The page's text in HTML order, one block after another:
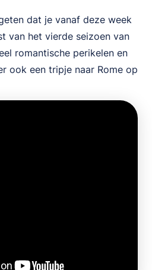
dat je vanaf deze week
van het vierde seizoen van
romantische perikelen en
ook een tripje naar Rome op